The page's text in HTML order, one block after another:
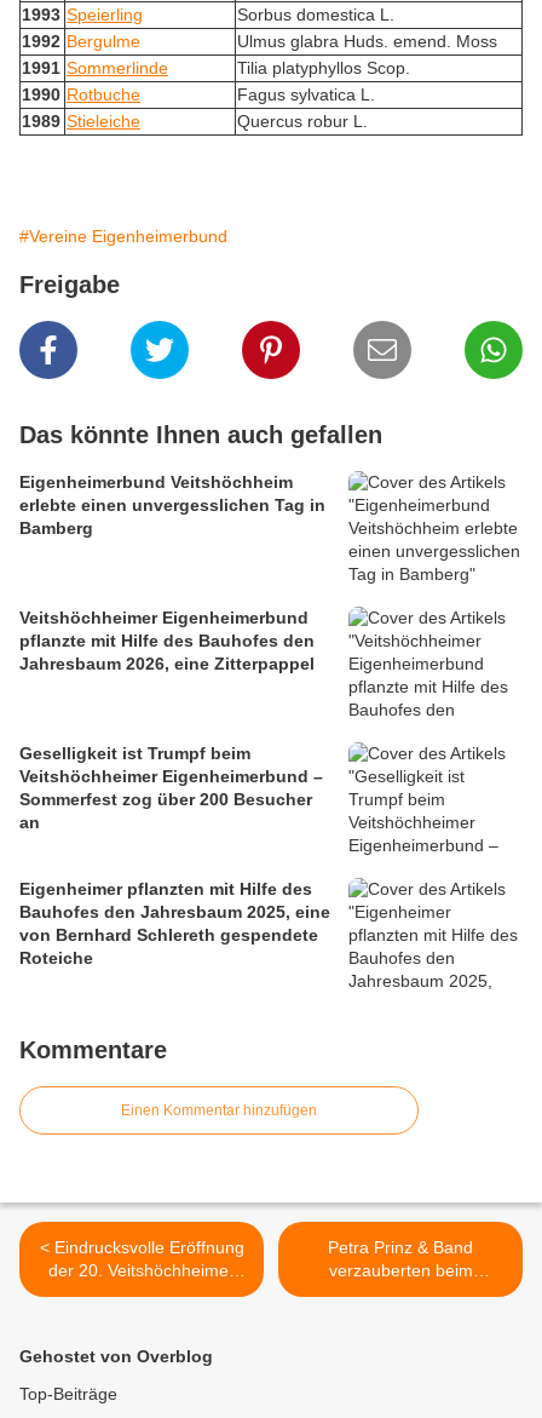
1993 Speierling
Sorbus domestica L.
1992 Bergulme
Ulmus glabra Huds. emend. Moss
1991 Sommerlinde
Tilia platyphyllos Scop.
1990 Rotbuche
Fagus sylvatica L.
1989 Stieleiche Quercus robur L.
#Vereine Eigenheimerbund
Freigabe
Das könnte Ihnen auch gefallen
Eigenheimerbund Veitshöchheim
erlebte einen unvergesslichen Tag in
Bamberg
Veitshöchheimer Eigenheimerbund
pflanzte mit Hilfe des Bauhofes den
Jahresbaum 2026, eine Zitterpappel
Geselligkeit ist Trumpf beim
Veitshöchheimer Eigenheimerbund –
Sommerfest zog über 200 Besucher
an
Eigenheimer pflanzten mit Hilfe des
Bauhofes den Jahresbaum 2025, eine
von Bernhard Schlereth gespendete
Roteiche
Kommentare
Einen Kommentar hinzufügen
< Eindrucksvolle Eröffnung
der 20. Veitshöchheimer
Altortweihnacht - Ein
Petra Prinz & Band
verzauberten beim
Benefizkonzert „Swingin’
Gehostet von Overblog
Top-Beiträge